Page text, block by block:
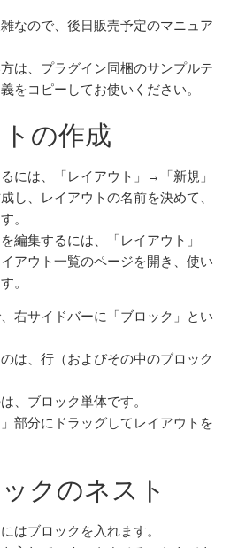
なので、後日販売予定のマニュア
は、プラグイン同梱のサンプルテ
をコピーしてお使いください。
の作成
には、「レイアウト」→「新規」
し、レイアウトの名前を決めて、
。
編集するには、「レイアウト」
アウト一覧のページを開き、使い
。
右サイドバーに「ブロック」とい
は、行（およびその中のブロック
、ブロック単体です。
部分にドラッグしてレイアウトを
クのネスト
はブロックを入れます。